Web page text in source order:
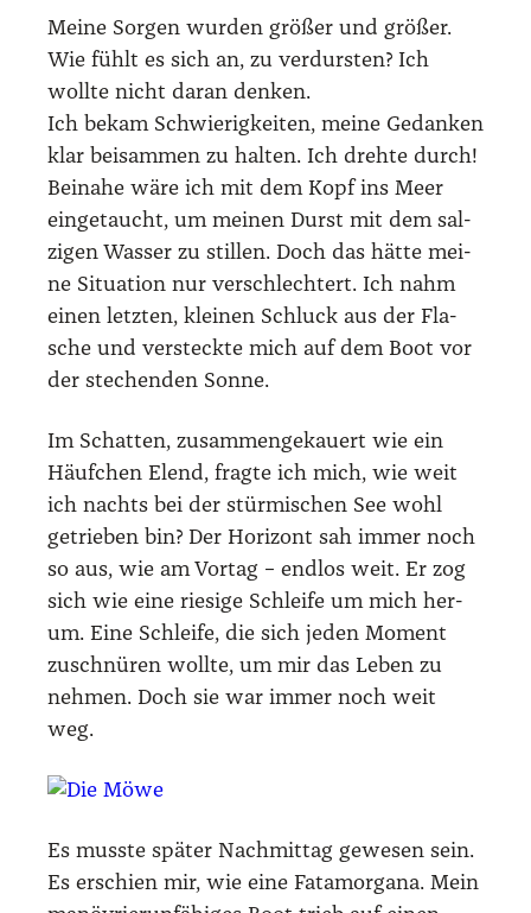
Mei­ne Sor­gen wur­den grö­ßer und grö­ßer.
Wie fühlt es sich an, zu ver­durs­ten? Ich
woll­te nicht dar­an den­ken.
Ich bekam Schwie­rig­kei­ten, mei­ne Gedan­ken
klar bei­sam­men zu hal­ten. Ich dreh­te durch!
Bei­na­he wäre ich mit dem Kopf ins Meer
ein­ge­taucht, um mei­nen Durst mit dem sal­
zi­gen Was­ser zu stil­len. Doch das hät­te mei­
ne Situa­ti­on nur ver­schlech­tert. Ich nahm
einen letz­ten, klei­nen Schluck aus der Fla­
sche und ver­steck­te mich auf dem Boot vor
der ste­chen­den Son­ne.
Im Schat­ten, zusam­men­ge­kau­ert wie ein
Häuf­chen Elend, frag­te ich mich, wie weit
ich nachts bei der stür­mi­schen See wohl
getrie­ben bin? Der Hori­zont sah immer noch
so aus, wie am Vor­tag – end­los weit. Er zog
sich wie eine rie­si­ge Schlei­fe um mich her­
um. Eine Schlei­fe, die sich jeden Moment
zuschnü­ren woll­te, um mir das Leben zu
neh­men. Doch sie war immer noch weit
weg.
Es muss­te spä­ter Nach­mit­tag gewe­sen sein.
Es erschien mir, wie eine Fata­mor­ga­na. Mein